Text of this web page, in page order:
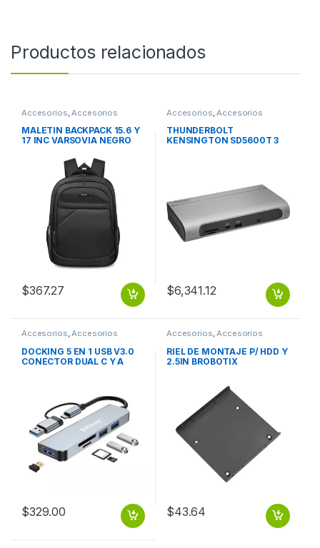
Productos relacionados
Accesorios Accesorios
Notebook / Tablet
MALETIN BACKPACK 15.6 Y
17 INC VARSOVIA NEGRO
$367.27
Accesorios Accesorios
Notebook / Tablet
THUNDERBOLT
KENSINGTON SD5600T 3
$6,341.12
Accesorios,Accesorios
Notebook / Tablet
DOCKING 5 EN 1 USB V3.0
CONECTOR DUAL C Y A
$329.00
Accesorios,Accesorios
RIEL DE MONTAJE P/ HDD Y
2.5IN BROBOTIX
$43.64